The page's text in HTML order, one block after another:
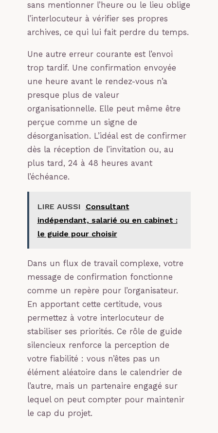
sans mentionner l’heure ou le lieu oblige
l’interlocuteur à vérifier ses propres
archives, ce qui lui fait perdre du temps.
Une autre erreur courante est l’envoi
trop tardif. Une confirmation envoyée
une heure avant le rendez-vous n’a
presque plus de valeur
organisationnelle. Elle peut même être
perçue comme un signe de
désorganisation. L’idéal est de confirmer
dès la réception de l’invitation ou, au
plus tard, 24 à 48 heures avant
l’échéance.
LIRE AUSSI
Consultant
indépendant, salarié ou en cabinet :
le guide pour choisir
Dans un flux de travail complexe, votre
message de confirmation fonctionne
comme un repère pour l’organisateur.
En apportant cette certitude, vous
permettez à votre interlocuteur de
stabiliser ses priorités. Ce rôle de guide
silencieux renforce la perception de
votre fiabilité : vous n’êtes pas un
élément aléatoire dans le calendrier de
l’autre, mais un partenaire engagé sur
lequel on peut compter pour maintenir
le cap du projet.